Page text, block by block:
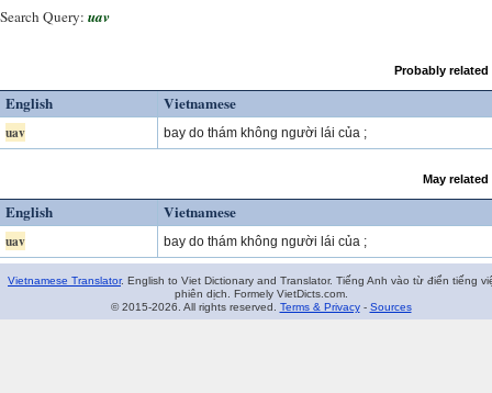
Search Query: uav
Probably
English Vietnamese
uav bay do thám không người lái của ;
May
English Vietnamese
uav bay do thám không người lái của ;
Vietnamese Translator. English to Viet Dictionary and Translator. Tiếng Anh vào từ điển tiếng
phiên dịch. Formely VietDicts.com.
© 2015-2026. All rights reserved. Terms & Privacy- Sources